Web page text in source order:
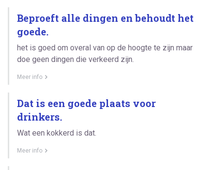
Beproeft alle dingen en behoudt het
goede.
het is goed om overal van op de hoogte te zijn maar
doe geen dingen die verkeerd zijn.
Meer info
Dat is een goede plaats voor
drinkers.
Wat een kokkerd is dat.
Meer info